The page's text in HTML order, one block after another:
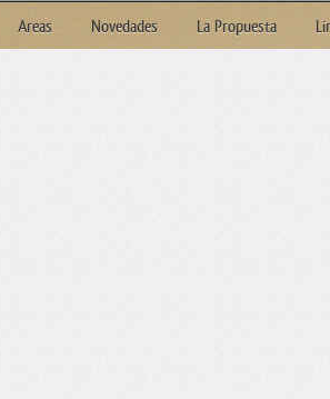
Areas Novedades La Propuesta